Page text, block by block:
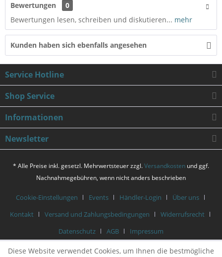
Bewertungen
0
Bewertungen lesen, schreiben und diskutieren... mehr
Kunden haben sich ebenfalls angesehen
Service Hotline
Shop Service
Informationen
Newsletter
* Alle Preise inkl. gesetzl. Mehrwertsteuer zzgl.Versandkosten und ggf.
Nachnahmegebühren, wenn nicht anders beschrieben
Cookie-Einstellungen Events Händler-Login
Über uns
Kontakt
Versand und Zahlungsbedingungen
Widerrufsrecht
Datenschutz
AGB Impressum
Diese Website verwendet Cookies, um Ihnen die bestmögliche